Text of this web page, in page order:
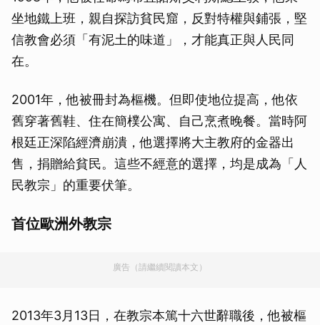
坐地鐵上班，親自探訪貧民窟，反對特權與鋪張，堅
信教會必須「有泥土的味道」，才能真正與人民同
在。
2001年，他被冊封為樞機。但即使地位提高，他依
舊穿著舊鞋、住在簡樸公寓、自己烹煮晚餐。當時阿
根廷正深陷經濟崩潰，他選擇將大主教府的金器出
售，捐贈給貧民。這些不經意的選擇，均是成為「人
民教宗」的重要伏筆。
首位歐洲外教宗
廣告（請繼續閱讀本文）
2013年3月13日，在教宗本篤十六世辭職後，他被樞